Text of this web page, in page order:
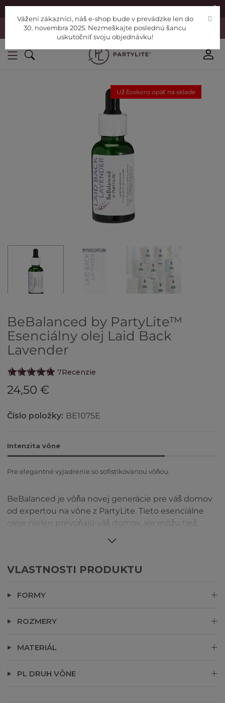
|
Vážení zákazníci, náš e-shop bude v prevádzke len do 30. novembra
2025. Nezmeškajte poslednú šancu uskutočniť svoju objednávku!
Už čoskoro opäť na sklade
BeBalanced by PartyLite™
Esenciálny olej Laid Back
Lavender
7Recenzie
24,50 €
Číslo položky: BE1075E
Intenzita vône
Pre elegantné vyjadrenie so sofistikovanou vôňou.
BeBalanced je vôňa novej generácie pre váš domov
od expertou na vône z PartyLite. Tieto esenciálne
oleje nielen prevoňajú váš domov, ale môžu tiež
VLASTNOSTI PRODUKTU
FORMY
ROZMERY
MATERIÁL
PL DRUH VÔNE
Vážení zákazníci, náš e-shop bude v prevádzke len do
30. novembra 2025. Nezmeškajte poslednú šancu
uskutočniť svoju objednávku!